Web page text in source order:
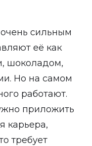
сильным
её как
шоколадом,
Но на самом
работают.
приложить
карьера,
требует